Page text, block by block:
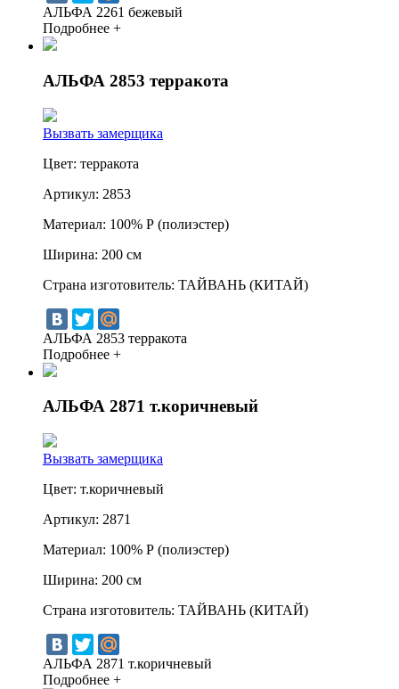
АЛЬФА 2261 бежевый
Подробнее +
АЛЬФА 2853 терракота
Вызвать замерщика
Цвет: терракота
Артикул: 2853
Материал: 100% Р (полиэстер)
Ширина: 200 см
Страна изготовитель: ТАЙВАНЬ (КИТАЙ)
АЛЬФА 2853 терракота
Подробнее +
АЛЬФА 2871 т.коричневый
Вызвать замерщика
Цвет: т.коричневый
Артикул: 2871
Материал: 100% Р (полиэстер)
Ширина: 200 см
Страна изготовитель: ТАЙВАНЬ (КИТАЙ)
АЛЬФА 2871 т.коричневый
Подробнее +